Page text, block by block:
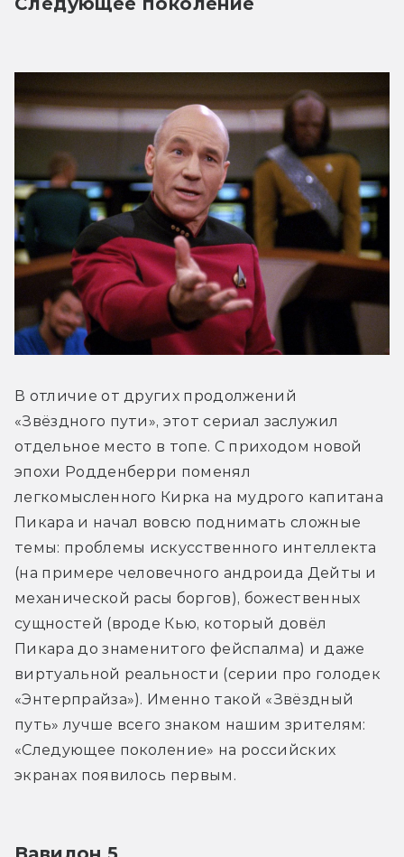
В отличие от других продолжений
«Звёздного пути», этот сериал заслужил
отдельное место в топе. С приходом новой
эпохи Родденберри поменял
легкомысленного Кирка на мудрого капитана
Пикара и начал вовсю поднимать сложные
темы: проблемы искусственного интеллекта
(на примере человечного андроида Дейты и
механической расы боргов), божественных
сущностей (вроде Кью, который довёл
Пикара до знаменитого фейспалма) и даже
виртуальной реальности (серии про голодек
«Энтерпрайза»). Именно такой «Звёздный
путь» лучше всего знаком нашим зрителям:
«Следующее поколение» на российских
экранах появилось первым.